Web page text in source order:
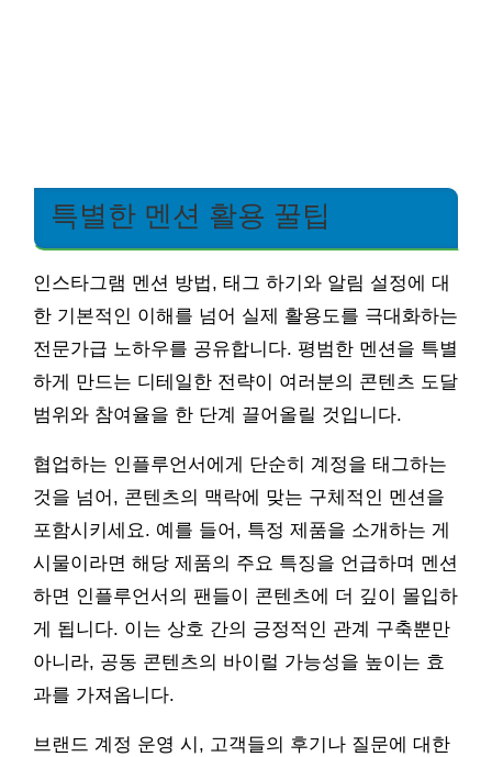
특별한 멘션 활용 꿀팁
인스타그램 멘션 방법, 태그 하기와 알림 설정에 대
한 기본적인 이해를 넘어 실제 활용도를 극대화하는
전문가급 노하우를 공유합니다. 평범한 멘션을 특별
하게 만드는 디테일한 전략이 여러분의 콘텐츠 도달
범위와 참여율을 한 단계 끌어올릴 것입니다.
협업하는 인플루언서에게 단순히 계정을 태그하는
것을 넘어, 콘텐츠의 맥락에 맞는 구체적인 멘션을
포함시키세요. 예를 들어, 특정 제품을 소개하는 게
시물이라면 해당 제품의 주요 특징을 언급하며 멘션
하면 인플루언서의 팬들이 콘텐츠에 더 깊이 몰입하
게 됩니다. 이는 상호 간의 긍정적인 관계 구축뿐만
아니라, 공동 콘텐츠의 바이럴 가능성을 높이는 효
과를 가져옵니다.
브랜드 계정 운영 시, 고객들의 후기나 질문에 대한